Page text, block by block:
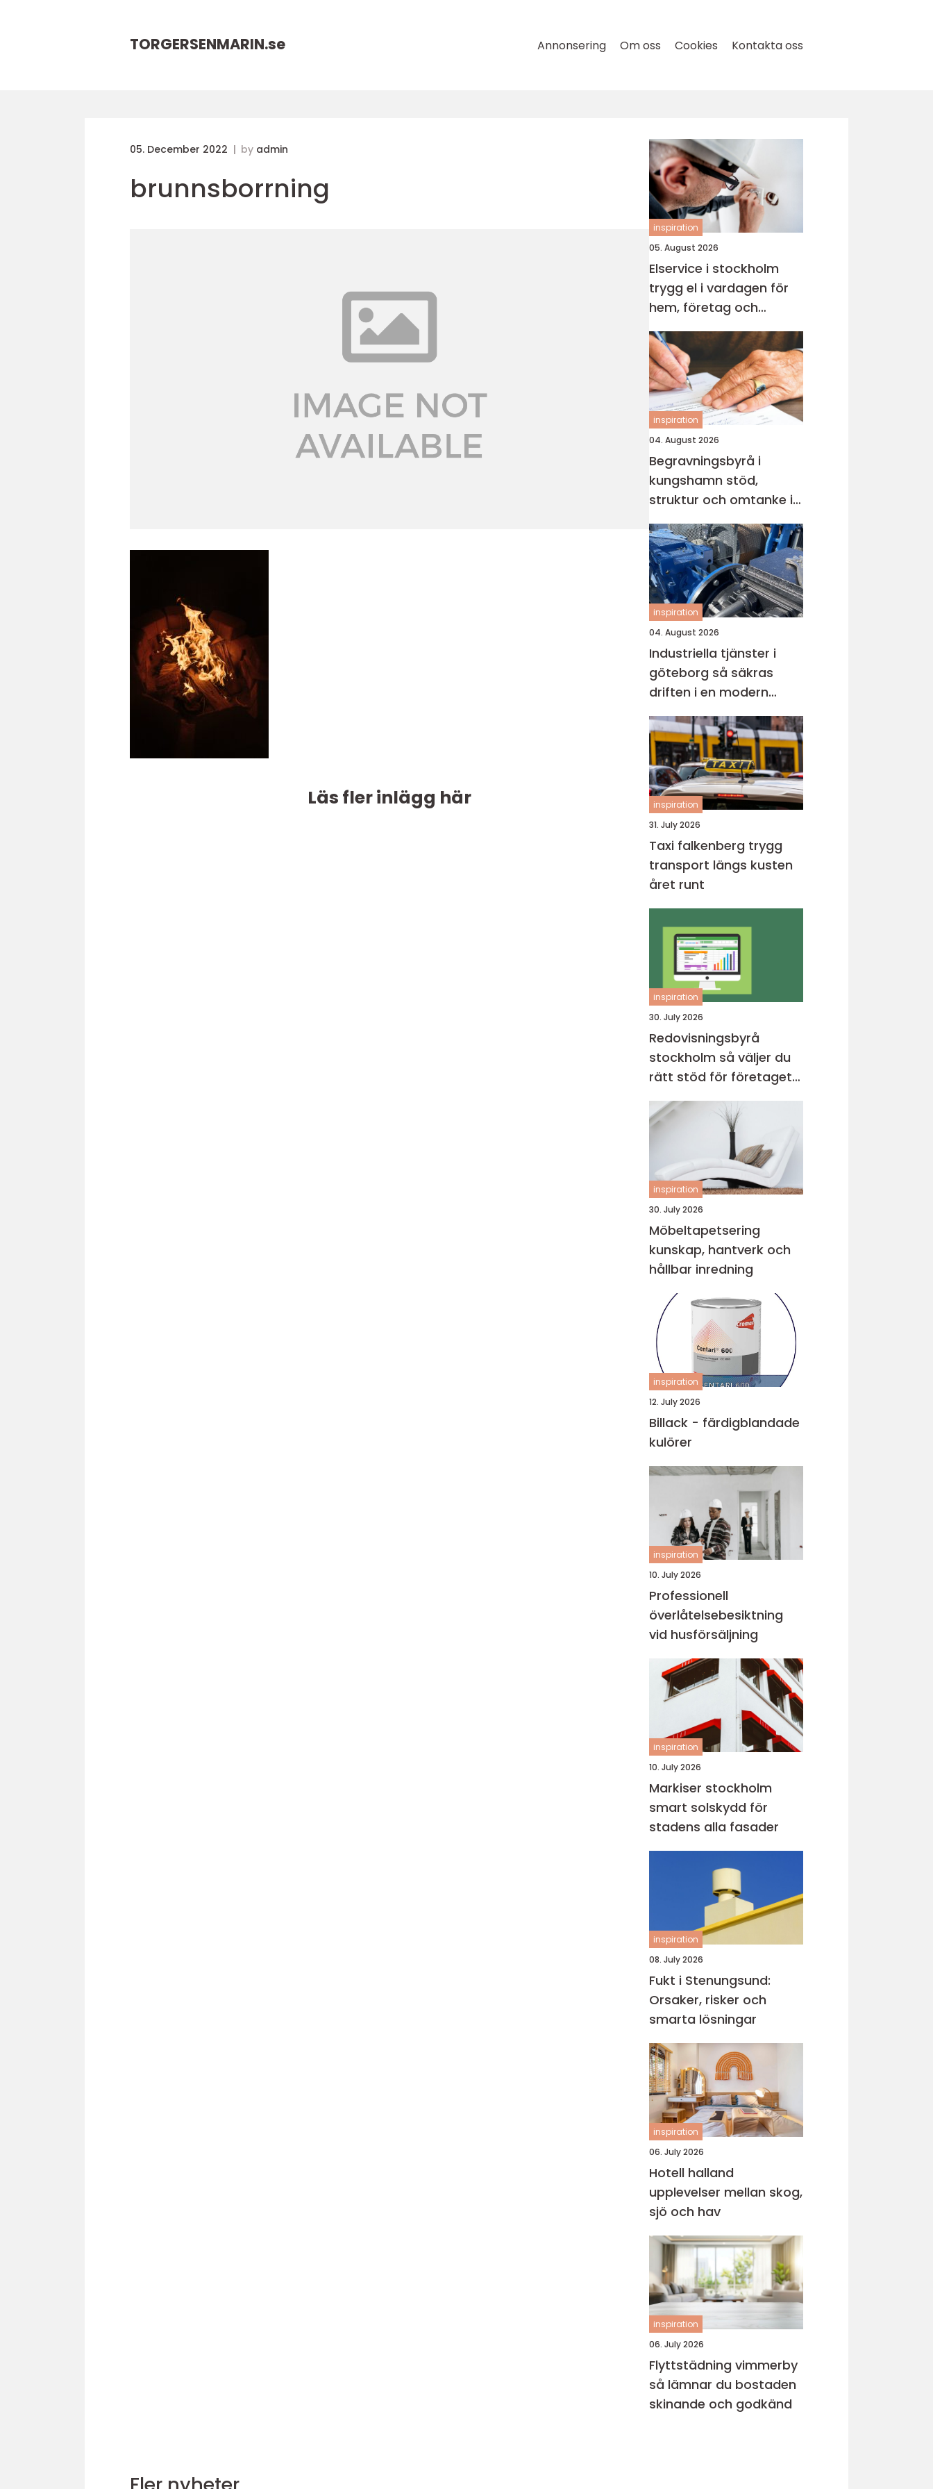
TORGERSENMARIN.se Annonsering Om oss Cookies Kontakta oss
05. December 2022 by admin
brunnsborrning
Läs fler inlägg här
inspiration
05. August 2026
Elservice i stockholm
trygg el i vardagen för
hem, företag och
industri
inspiration
04. August 2026
Begravningsbyrå i
kungshamn stöd,
struktur och omtanke i
en svår tid
inspiration
04. August 2026
Industriella tjänster i
göteborg så säkras
driften i en modern
industristad
inspiration
31. July 2026
Taxi falkenberg trygg
transport längs kusten
året runt
inspiration
30. July 2026
Redovisningsbyrå
stockholm så väljer du
rätt stöd för företagets
ekonomi
inspiration
30. July 2026
Möbeltapetsering
kunskap, hantverk och
hållbar inredning
inspiration
12. July 2026
Billack - färdigblandade
kulörer
inspiration
10. July 2026
Professionell
överlåtelsebesiktning
vid husförsäljning
inspiration
10. July 2026
Markiser stockholm
smart solskydd för
stadens alla fasader
inspiration
08. July 2026
Fukt i Stenungsund:
Orsaker, risker och
smarta lösningar
inspiration
06. July 2026
Hotell halland
upplevelser mellan skog,
sjö och hav
inspiration
06. July 2026
Flyttstädning vimmerby
så lämnar du bostaden
skinande och godkänd